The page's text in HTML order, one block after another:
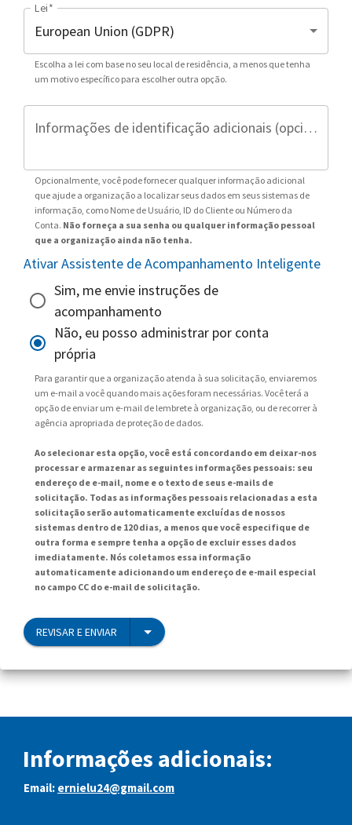
Lei*
Escolha a lei com base no seu local de residência, a menos que tenha
um motivo específico para escolher outra opção.
Informações de identificação adicionais (opcional)
Opcionalmente, você pode fornecer qualquer informação adicional
que ajude a organização a localizar seus dados em seus sistemas de
informação, como Nome de Usuário, ID do Cliente ou Número da
Conta. Não forneça a sua senha ou qualquer informação pessoal
que a organização ainda não tenha.
Ativar Assistente de Acompanhamento Inteligente
Sim, me envie instruções de
acompanhamento
Não, eu posso administrar por conta
própria
Para garantir que a organização atenda à sua solicitação, enviaremos
um e-mail a você quando mais ações foram necessárias. Você terá a
opção de enviar um e-mail de lembrete à organização, ou de recorrer à
agência apropriada de proteção de dados.
Ao selecionar esta opção, você está concordando em deixar-nos
processar e armazenar as seguintes informações pessoais: seu
endereço de e-mail, nome e o texto de seus e-mails de
solicitação. Todas as informações pessoais relacionadas a esta
solicitação serão automaticamente excluídas de nossos
sistemas dentro de 120 dias, a menos que você especifique de
outra forma e sempre tenha a opção de excluir esses dados
imediatamente. Nós coletamos essa informação
automaticamente adicionando um endereço de e-mail especial
no campo CC do e-mail de solicitação.
REVISAR E ENVIAR
Informações adicionais:
Email: ernielu24@gmail.com